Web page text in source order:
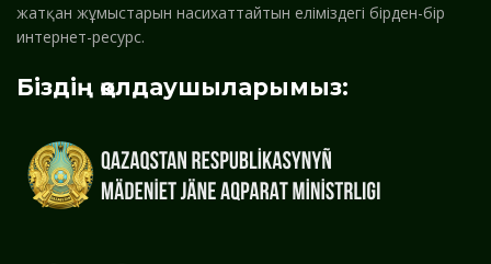
жатқан жұмыстарын насихаттайтын еліміздегі бірден-бір
интернет-ресурс.
Біздің қолдаушыларымыз: